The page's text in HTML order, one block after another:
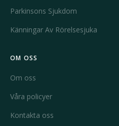
Parkinsons Sjukdom
Känningar Av Rörelsesjuka
OM OSS
Om oss
Våra policyer
Kontakta oss